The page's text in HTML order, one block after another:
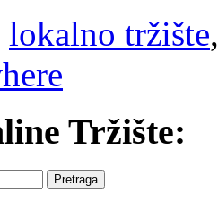
lokalno tržište
Tržište: